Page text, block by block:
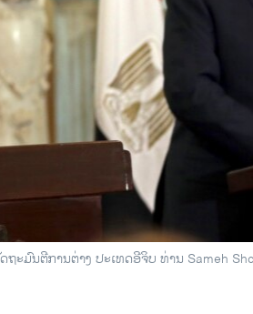
ະມົນຕີການຕ່າງ ປະເທດອີຈິບ ທ່ານ Sameh